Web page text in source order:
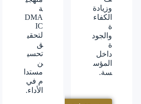
وزيادة
الكفاء
ة
والجود
ة
داخل
المؤس
سة.
ة
DMA
IC
لتحقي
ق
تحسي
ن
مستدا
م في
الأداء.